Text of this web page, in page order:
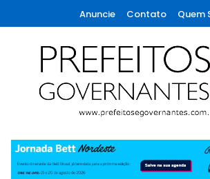
To
Content
Anuncie Contato Quem
Prefeitos &